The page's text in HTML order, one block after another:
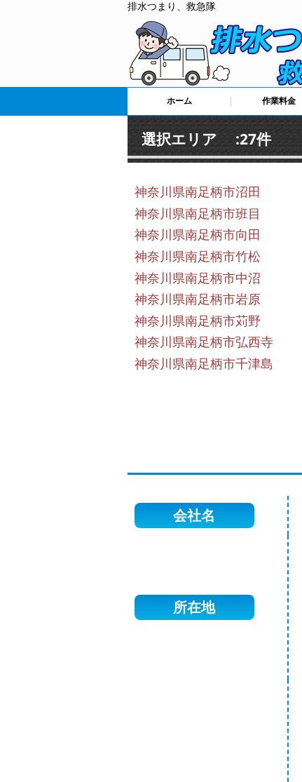
排水つまり、救急隊
ホーム 作業料金
選択エリア :27件
神奈川県南足柄市沼田
神奈川県南足柄市班目
神奈川県南足柄市向田
神奈川県南足柄市竹松
神奈川県南足柄市中沼
神奈川県南足柄市岩原
神奈川県南足柄市苅野
神奈川県南足柄市弘西寺
神奈川県南足柄市千津島
会社名
所在地